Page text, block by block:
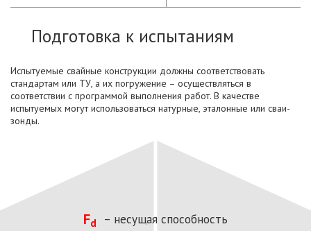
Подготовка к испытаниям
Испытуемые свайные конструкции должны соответствовать
стандартам или ТУ, а их погружение – осуществляться в
соответствии с программой выполнения работ. В качестве
испытуемых могут использоваться натурные, эталонные или сваи-
зонды.
Fd – несущая способность